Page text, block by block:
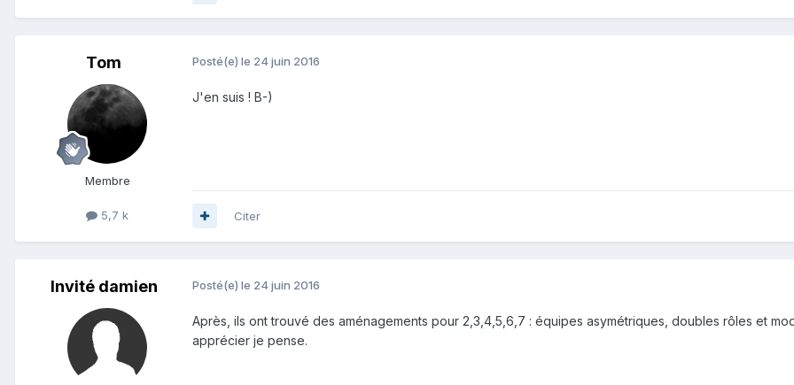
Tom
Membre
5,7 k
Posté(e) le 24 juin 2016
J'en suis ! B-)
Citer
Invité damien Posté(e) le 24 juin 2016
Après, ils ont trouvé des aménagements pour 2,3,4,5,6,7 : équipes asymétriques, doubles rôles et
apprécier je pense.